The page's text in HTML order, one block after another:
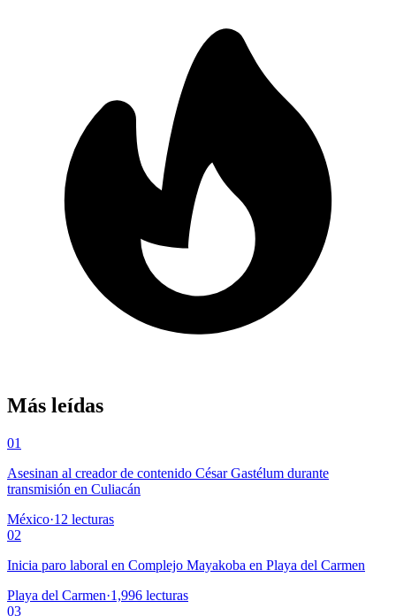
Más leídas
01
Asesinan al creador de contenido César Gastélum durante
transmisión en Culiacán
México·12 lecturas
02
Inicia paro laboral en Complejo Mayakoba en Playa del Carmen
Playa del Carmen·1,996 lecturas
03